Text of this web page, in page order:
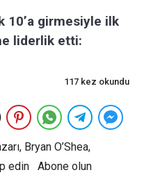
10’a girmesiyle ilk
liderlik etti:
117 kez okundu
Bryan O’Shea,
edin Abone olun